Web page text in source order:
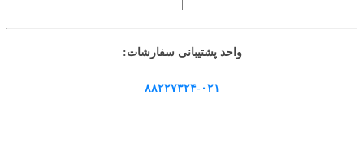
واحد پشتیبانی سفارشات:
۸۸۲۲۷۳۲۴-۰۲۱